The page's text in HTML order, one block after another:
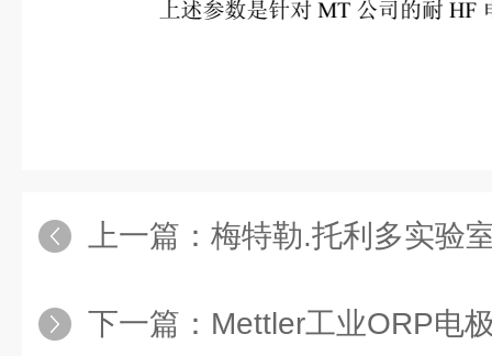
上一篇： 梅特勒.托利多实验
下一篇： Mettler工业ORP电极